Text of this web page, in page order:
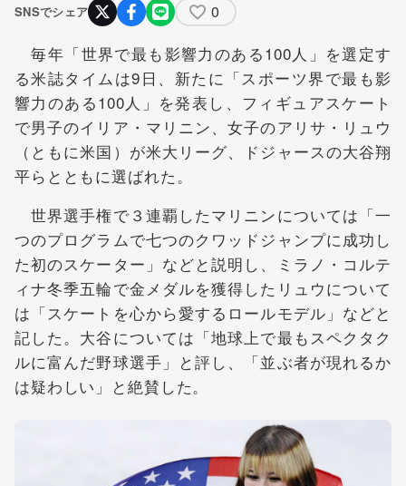
SNSでシェア 0
毎年「世界で最も影響力のある100人」を選定す
る米誌タイムは9日、新たに「スポーツ界で最も影
響力のある100人」を発表し、フィギュアスケート
で男子のイリア・マリニン、女子のアリサ・リュウ
（ともに米国）が米大リーグ、ドジャースの大谷翔
平らとともに選ばれた。
世界選手権で３連覇したマリニンについては「一
つのプログラムで七つのクワッドジャンプに成功し
た初のスケーター」などと説明し、ミラノ・コルテ
ィナ冬季五輪で金メダルを獲得したリュウについて
は「スケートを心から愛するロールモデル」などと
記した。大谷については「地球上で最もスペクタク
ルに富んだ野球選手」と評し、「並ぶ者が現れるか
は疑わしい」と絶賛した。